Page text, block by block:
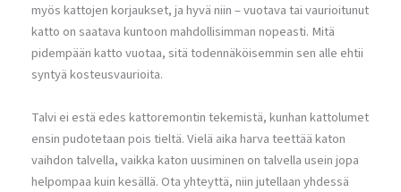
myös kattojen korjaukset, ja hyvä niin – vuotava tai vaurioitunut
katto on saatava kuntoon mahdollisimman nopeasti. Mitä
pidempään katto vuotaa, sitä todennäköisemmin sen alle ehtii
syntyä kosteusvaurioita.
Talvi ei estä edes kattoremontin tekemistä, kunhan kattolumet
ensin pudotetaan pois tieltä. Vielä aika harva teettää katon
vaihdon talvella, vaikka katon uusiminen on talvella usein jopa
helpompaa kuin kesällä. Ota yhteyttä, niin jutellaan yhdessä